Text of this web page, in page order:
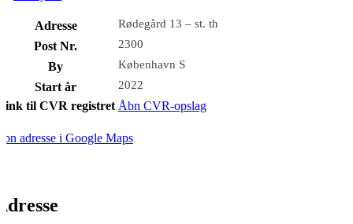
Adresse Rødegård 13 – st. th
Post Nr. 2300
By København S
Start år 2022
til CVR registret Åbn CVR-opslag
adresse i Google Maps